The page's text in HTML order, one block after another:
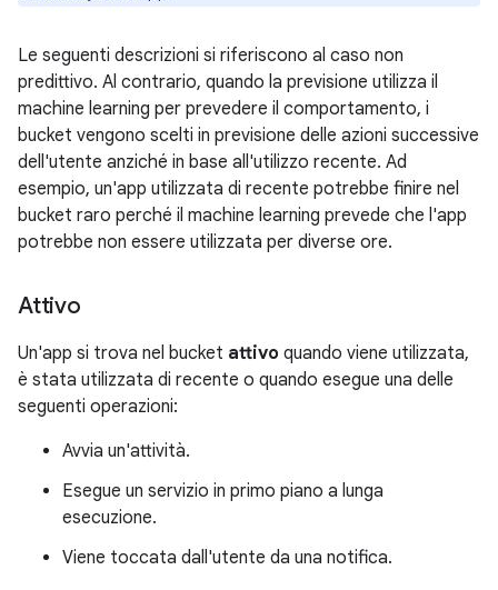
Le seguenti descrizioni si riferiscono al caso non
predittivo. Al contrario, quando la previsione utilizza il
machine learning per prevedere il comportamento, i
bucket vengono scelti in previsione delle azioni successive
dell'utente anziché in base all'utilizzo recente. Ad
esempio, un'app utilizzata di recente potrebbe finire nel
bucket raro perché il machine learning prevede che l'app
potrebbe non essere utilizzata per diverse ore.
Attivo
Un'app si trova nel bucket attivo quando viene utilizzata,
è stata utilizzata di recente o quando esegue una delle
seguenti operazioni:
Avvia un'attività.
Esegue un servizio in primo piano a lunga
esecuzione.
Viene toccata dall'utente da una notifica.